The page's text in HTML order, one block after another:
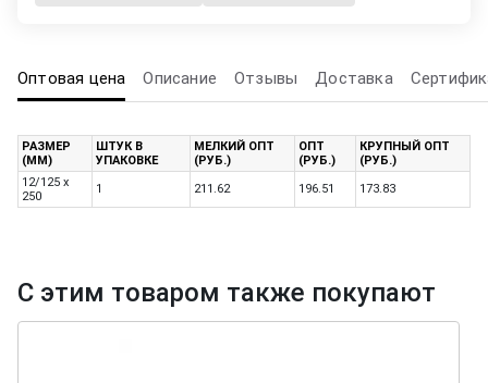
Оптовая цена Описание Отзывы Доставка
РАЗМЕР
(ММ)
ШТУК В
УПАКОВКЕ
МЕЛКИЙ ОПТ
(РУБ.)
ОПТ
(РУБ.)
КРУПНЫЙ ОПТ
(РУБ.)
12/125 x
250
1 211.62 196.51 173.83
С этим товаром также покупают